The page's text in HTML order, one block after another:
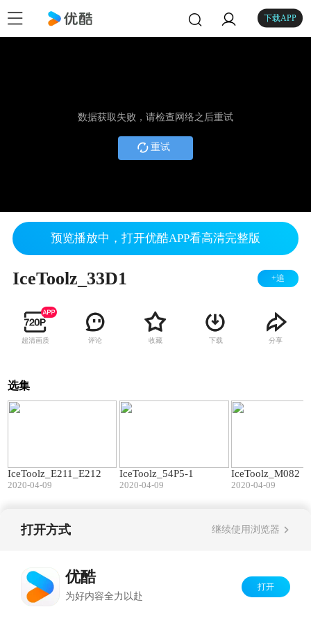
下载APP
数据获取失败，请检查网络之后重试
重试
预览播放中，打开优酷APP看高清完整版
IceToolz_33D1 +追
超清画质 评论 收藏 下载 分享
选集
IceToolz_E211_E212
2020-04-09
IceToolz_54P5-1
2020-04-09
IceToolz_M082
2020-04-09
打开方式 继续使用浏览器
优酷
为好内容全力以赴
打开